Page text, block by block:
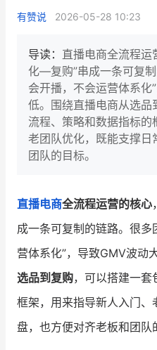
增长产品指南
智库
产品更新动态
品牌消费观
新零售资讯
培训课程
私域课程
有赞说 2026-05-28 10:23
导读： 直播电商全流程
化—复购”串成一条可复
会开播，不会运营体系化
低。围绕直播电商从选
流程、策略和数据指标的
老团队优化，既能支撑日
团队的目标。
直播电商全流程运营的核心
成一条可复制的链路。很多
营体系化”，导致GMV波动
选品到复购，可以搭建一套
框架，用来指导新人入门
盘，也方便对齐老板和团队